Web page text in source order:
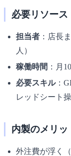
必要リソース
担当者 ：店長
人）
稼働時間 ：月
必要スキル：
レッドシート
内製のメリッ
外注費が浮く